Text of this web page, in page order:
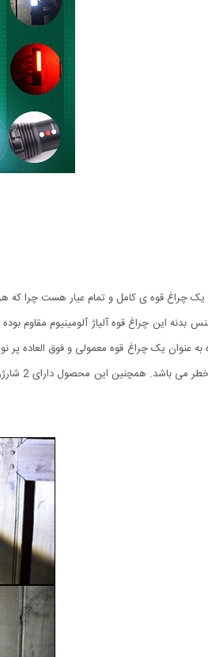
به عنوان یک چراغ قوه معمولی و فوق العاده پر